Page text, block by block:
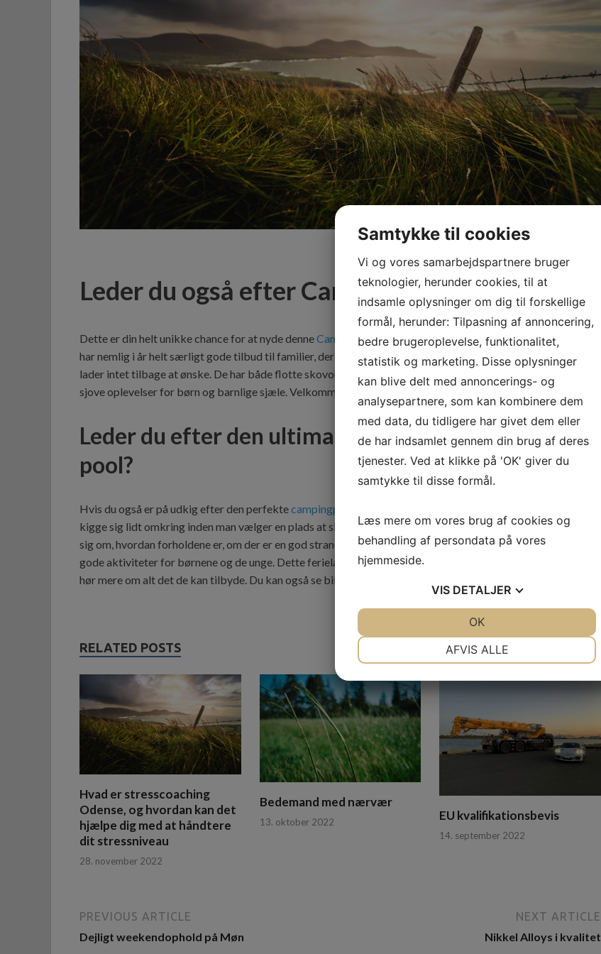
Leder du også efter Campingplads Sydjylland?
Dette er din helt unikke chance for at nyde denneCampingplads Sydjyllandsammen med hele familien. De
har nemlig i år helt særligt gode tilbud til familier, der ønsker at bruge deres ferie i det jyske. Deres ferieland
lader intet tilbage at ønske. De har både flotte skovområder, strand og vand tæt på, ligesom der er masser af
sjove oplevelser for børn og barnlige sjæle. Velkommen til!
Leder du efter den ultimative campingplads med
pool?
Hvis du også er på udkig efter den perfektecampingplads med pool
kigge sig lidt omkring inden man vælger en plads at slå sig ned på for sommeren. Man skal huske at orientere
sig om, hvordan forholdene er, om der er en god strand tæt på, om havet er badevenligt, og om der findes
gode aktiviteter for børnene og de unge. Dette ferieland tilbyder alle disse ting og mere til. Kontakt dem og
hør mere om alt det de kan tilbyde. Du kan også se billeder og læse mere om deres campingplads med pool.
RELATED POSTS
Hvad er stresscoaching
Odense, og hvordan kan det
hjælpe dig med at håndtere
dit stressniveau
28. november 2022
Bedemand med nærvær
13. oktober 2022 EU kvalifikationsbevis
14. september 2022
PREVIOUS ARTICLE
Dejligt weekendophold på Møn
NEXT ARTICLE
Nikkel Alloys i kvalitet
Samtykke til cookies
Vi og vores samarbejdspartnere bruger
teknologier, herunder cookies, til at
indsamle oplysninger om dig til forskellige
formål, herunder: Tilpasning af annoncering,
bedre brugeroplevelse, funktionalitet,
statistik og marketing. Disse oplysninger
kan blive delt med annoncerings- og
analysepartnere, som kan kombinere dem
med data, du tidligere har givet dem eller
de har indsamlet gennem din brug af deres
tjenester. Ved at klikke på 'OK' giver du
samtykke til disse formål.
Læs mere om vores brug af cookies og
behandling af persondata på vores
hjemmeside.
VIS DETALJER
MARKETING
AFVIS ALLE
OK